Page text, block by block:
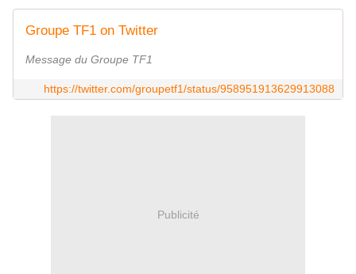
Groupe TF1 on Twitter
Message du Groupe TF1
https://twitter.com/groupetf1/status/958951913629913088
Publicité